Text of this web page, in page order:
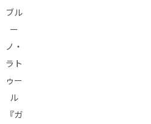
ブル
ー
ノ・
ラト
ゥー
ル
『ガ